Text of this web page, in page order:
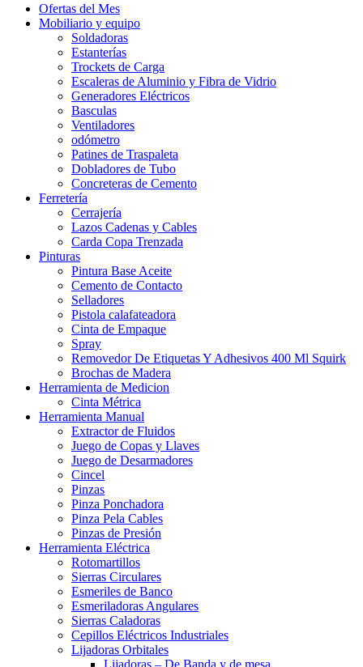
Ofertas del Mes
Mobiliario y equipo
Soldadoras
Estanterías
Trockets de Carga
Escaleras de Aluminio y Fibra de Vidrio
Generadores Eléctricos
Basculas
Ventiladores
odómetro
Patines de Traspaleta
Dobladores de Tubo
Concreteras de Cemento
Ferretería
Cerrajería
Lazos Cadenas y Cables
Carda Copa Trenzada
Pinturas
Pintura Base Aceite
Cemento de Contacto
Selladores
Pistola calafateadora
Cinta de Empaque
Spray
Removedor De Etiquetas Y Adhesivos 400 Ml Squirk
Brochas de Madera
Herramienta de Medicion
Cinta Métrica
Herramienta Manual
Extractor de Fluidos
Juego de Copas y Llaves
Juego de Desarmadores
Cincel
Pinzas
Pinza Ponchadora
Pinza Pela Cables
Pinzas de Presión
Herramienta Eléctrica
Rotomartillos
Sierras Circulares
Esmeriles de Banco
Esmeriladoras Angulares
Sierras Caladoras
Cepillos Eléctricos Industriales
Lijadoras Orbitales
Lijadoras – De Banda y de mesa